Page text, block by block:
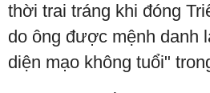
thời trai tráng khi đóng
do ông được mệnh danh
diện mạo không tuổi"